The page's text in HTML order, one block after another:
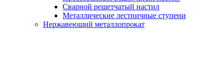
Сварной решетчатый настил
Металлические лестничные ступени
Нержавеющий металлопрокат